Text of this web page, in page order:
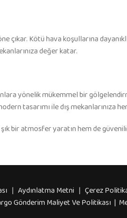
çıkar. Kötü hava koşullarına
değer katar.
yönelik mükemmel bir
tasarımı ile dış mekanlarınıza
bir atmosfer yaratın hem de
| Aydınlatma Metni | Çerez
Gönderim Maliyet Ve Politikası |